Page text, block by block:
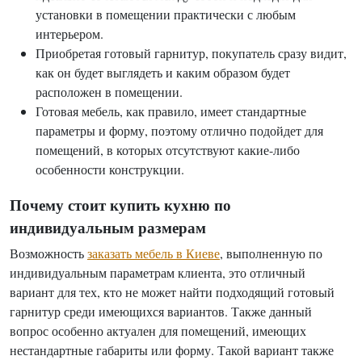
установки в помещении практически с любым
интерьером.
Приобретая готовый гарнитур, покупатель сразу видит,
как он будет выглядеть и каким образом будет
расположен в помещении.
Готовая мебель, как правило, имеет стандартные
параметры и форму, поэтому отлично подойдет для
помещений, в которых отсутствуют какие-либо
особенности конструкции.
Почему стоит купить кухню по
индивидуальным размерам
Возможностьзаказать мебель в Киеве, выполненную по
индивидуальным параметрам клиента, это отличный
вариант для тех, кто не может найти подходящий готовый
гарнитур среди имеющихся вариантов. Также данный
вопрос особенно актуален для помещений, имеющих
нестандартные габариты или форму. Такой вариант также